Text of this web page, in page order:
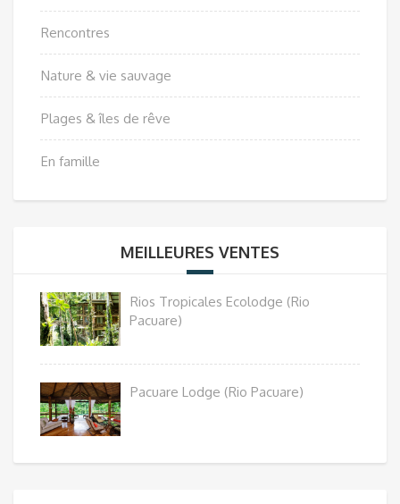
Rencontres
Nature & vie sauvage
Plages & îles de rêve
En famille
MEILLEURES VENTES
Rios Tropicales Ecolodge (Rio
Pacuare)
Pacuare Lodge (Rio Pacuare)